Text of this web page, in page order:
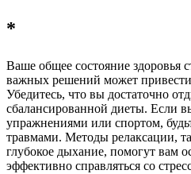
*
Ваше общее состояние здоровья
важных решений может
Убедитесь, что вы достаточно
сбалансированной диеты. Если
упражнениями или спортом,
травмами. Методы релаксации,
глубокое дыхание, помогут вам
эффективно справляться со